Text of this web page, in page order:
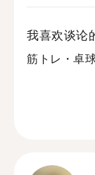
我喜欢谈论
筋トレ・卓